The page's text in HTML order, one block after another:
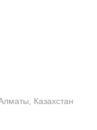
Казахстан